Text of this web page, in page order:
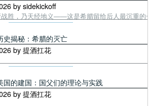
by sidekickoff
胜，乃天经地义——这是希腊留给后人最沉重的
史揭秘：希腊的灭亡
by 提酒扛花
国的建国：国父们的理论与实践
by 提酒扛花